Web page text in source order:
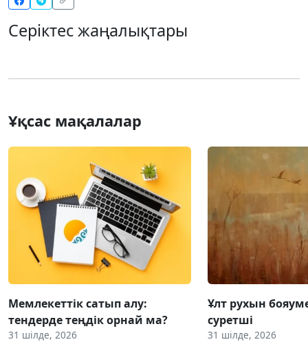
Серіктес жаңалықтары
Ұқсас мақалалар
Мемлекеттік сатып алу:
тендерде теңдік орнай ма?
31 шілде, 2026
Ұлт рухын
суретші
31 шілде, 2026